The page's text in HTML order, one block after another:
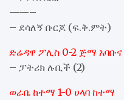
——–
– ደሳለኝ ቡርጆ (ፍ.ቅ.ምት)
ድሬዳዋ ፖሊስ 0-2 ጅማ አባቡና
– ፓትሪክ ሉቢች (2)
ወራቤ ከተማ 1-0 ሀላባ ከተማ